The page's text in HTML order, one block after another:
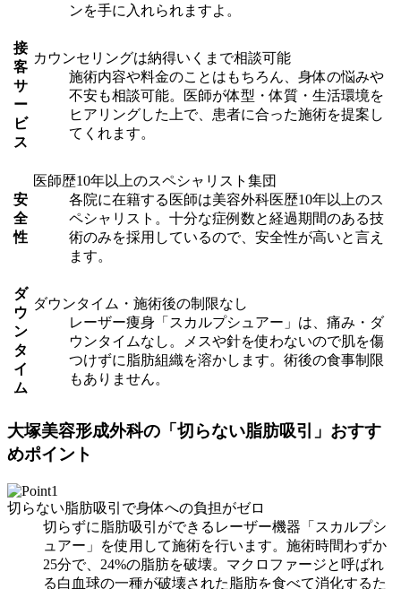
ンを手に入れられますよ。
接
客
サ
ー
ビ
ス
カウンセリングは納得いくまで相談可能
施術内容や料金のことはもちろん、身体の悩みや
不安も相談可能。医師が体型・体質・生活環境を
ヒアリングした上で、患者に合った施術を提案し
てくれます。
安
全
性
医師歴10年以上のスペシャリスト集団
各院に在籍する医師は美容外科医歴10年以上のス
ペシャリスト。十分な症例数と経過期間のある技
術のみを採用しているので、安全性が高いと言え
ます。
ダ
ウ
ン
タ
イ
ム
ダウンタイム・施術後の制限なし
レーザー痩身「スカルプシュアー」は、痛み・ダ
ウンタイムなし。メスや針を使わないので肌を傷
つけずに脂肪組織を溶かします。術後の食事制限
もありません。
大塚美容形成外科の「切らない脂肪吸引」おすす
めポイント
切らない脂肪吸引で身体への負担がゼロ
切らずに脂肪吸引ができるレーザー機器「スカルプシ
ュアー」を使用して施術を行います。施術時間わずか
25分で、24%の脂肪を破壊。マクロファージと呼ばれ
る白血球の一種が破壊された脂肪を食べて消化するた